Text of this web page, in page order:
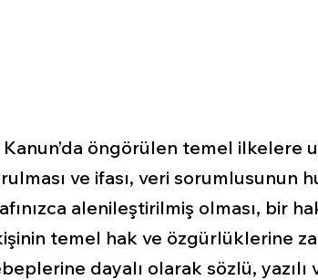
öngörülen temel ilkelere
ve ifası, veri sorumlusunun
alenileştirilmiş olması, bir
temel hak ve özgürlüklerine
dayalı olarak sözlü, yazılı